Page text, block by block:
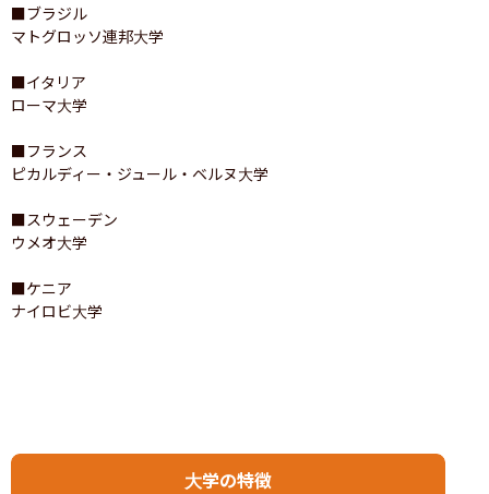
■ブラジル
マトグロッソ連邦大学
■イタリア
ローマ大学
■フランス
ピカルディー・ジュール・ベルヌ大学
■スウェーデン
ウメオ大学
■ケニア
ナイロビ大学
大学の特徴